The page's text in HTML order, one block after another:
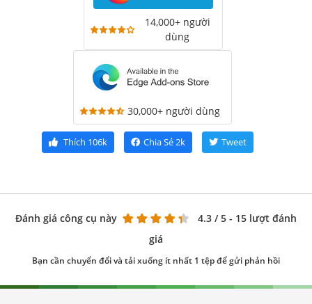
14,000+ người
dùng
30,000+ người dùng
Thích 106k Chia Sẻ2k Tweet
Đánh giá công cụ này 4.3 / 5 - 15 lượt đánh
giá
Bạn cần chuyển đổi và tải xuống ít nhất 1 tệp để gửi phản hồi